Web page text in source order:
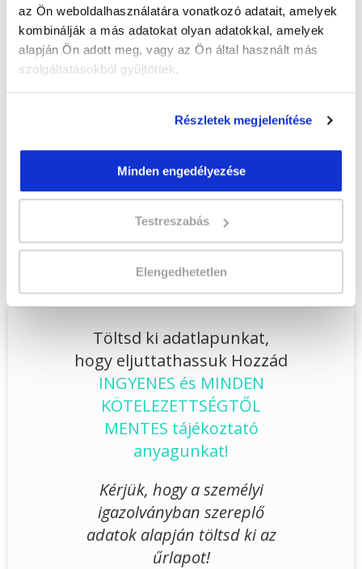
az Ön weboldalhasználatára vonatkozó adatait, amelyek
kombinálják a más adatokat olyan adatokkal, amelyek
alapján Ön adott meg, vagy az Ön által használt más
szolgáltatásokból gyűjtöttek.
Részletek megjelenítése
Minden engedélyezése
Testreszabás
Elengedhetetlen
Vizsgadíj:90 000 Ft
Vizsgadíj várható összege
Lehet még jelentkezni?Igen
Jelentkezem!
Kutya-fizioterapeuta
szakképesítés online képzés -
Zalaegerszegtanfolyamunkat és váltsd
valóra az álmaidat!
Töltsd ki adatlapunkat,
hogy eljuttathassuk Hozzád
INGYENES és MINDEN
KÖTELEZETTSÉGTŐL
MENTES tájékoztató
anyagunkat!
Kérjük, hogy a személyi
igazolványban szereplő
adatok alapján töltsd ki az
űrlapot!